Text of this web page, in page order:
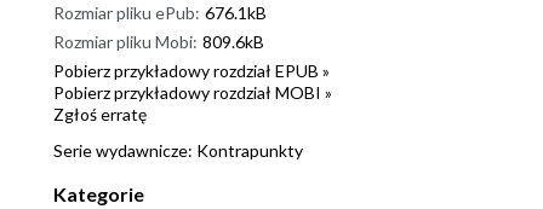
Rozmiar pliku ePub: 676.1kB
Rozmiar pliku Mobi: 809.6kB
Pobierz przykładowy rozdział EPUB »
Pobierz przykładowy rozdział MOBI »
Zgłoś erratę
Serie wydawnicze: Kontrapunkty
Kategorie